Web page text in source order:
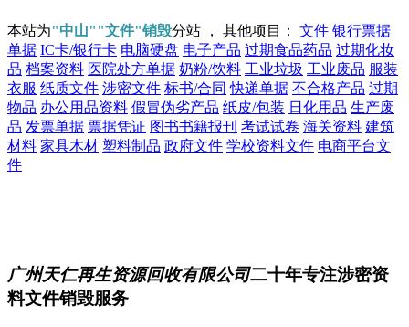
本站为"中山""文件"销毁分站 ， 其他项目： 文件 银行票据
单据 IC卡/银行卡 电脑硬盘 电子产品 过期食品药品 过期化妆
品 档案资料 医院处方单据 奶粉/饮料 工业垃圾 工业废品 服装
衣服 纸质文件 涉密文件 标书/合同 快递单据 不合格产品 过期
物品 办公用品资料 假冒伪劣产品 纸皮/包装 日化用品 生产废
品 发票单据 票据凭证 图书书籍报刊 考试试卷 海关资料 建筑
材料 家具木材 塑料制品 政府文件 学校资料文件 电商平台文
件
广州天仁再生资源回收有限公司二十年专注涉密资
料文件销毁服务